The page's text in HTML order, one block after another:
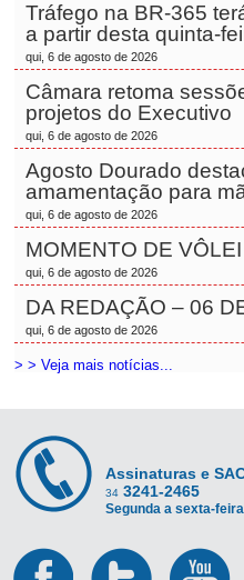
Tráfego na BR-365
a partir desta quinta-
qui, 6 de agosto de 2026
Câmara retoma
projetos do Executivo
qui, 6 de agosto de 2026
Agosto Dourado
amamentação para
qui, 6 de agosto de 2026
MOMENTO DE
qui, 6 de agosto de 2026
DA REDAÇÃO – 06
qui, 6 de agosto de 2026
> > Veja mais notícias...
Assinaturas e
34 3241-2465
Segunda a sexta-